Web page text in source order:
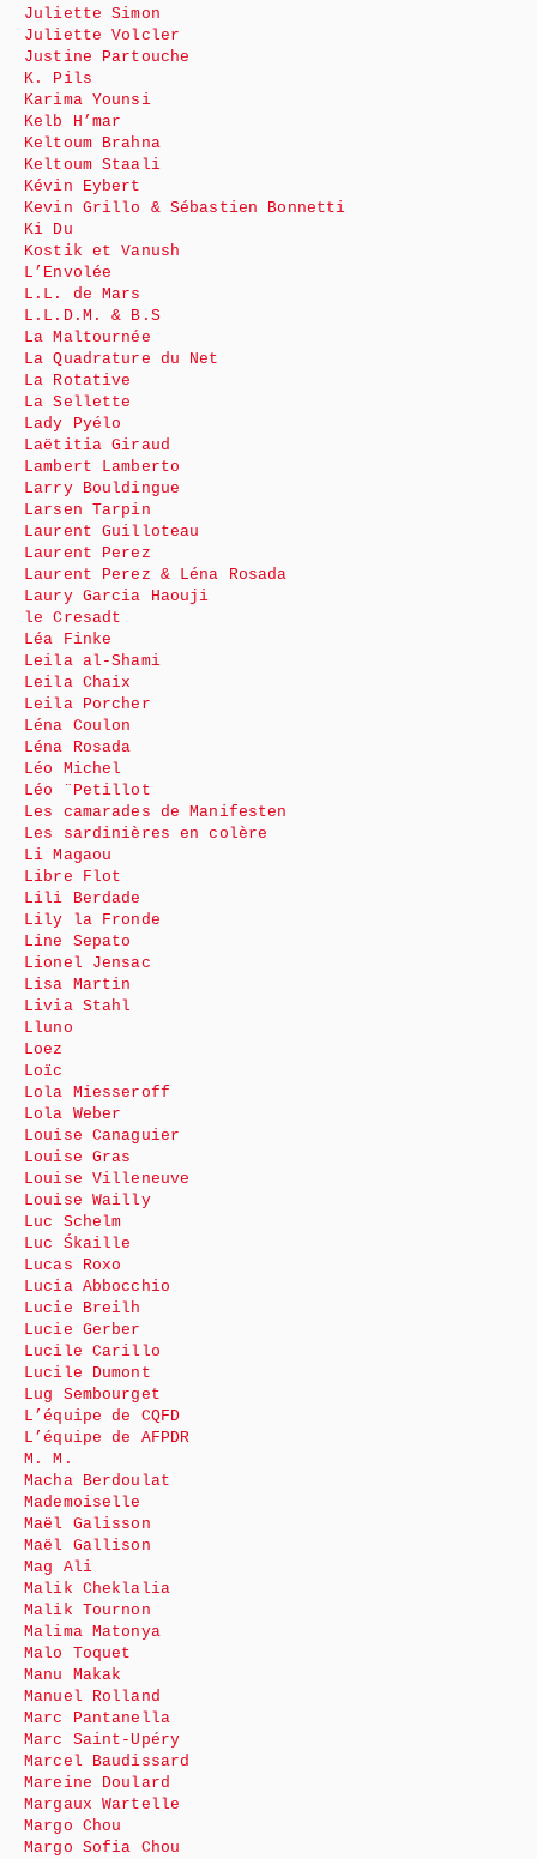
Juliette Simon
Juliette Volcler
Justine Partouche
K. Pils
Karima Younsi
Kelb H’mar
Keltoum Brahna
Keltoum Staali
Kévin Eybert
Kevin Grillo & Sébastien Bonnetti
Ki Du
Kostik et Vanush
L’Envolée
L.L. de Mars
L.L.D.M. & B.S
La Maltournée
La Quadrature du Net
La Rotative
La Sellette
Lady Pyélo
Laëtitia Giraud
Lambert Lamberto
Larry Bouldingue
Larsen Tarpin
Laurent Guilloteau
Laurent Perez
Laurent Perez & Léna Rosada
Laury Garcia Haouji
le Cresadt
Léa Finke
Leila al-Shami
Leila Chaix
Leila Porcher
Léna Coulon
Léna Rosada
Léo Michel
Léo ¨Petillot
Les camarades de Manifesten
Les sardinières en colère
Li Magaou
Libre Flot
Lili Berdade
Lily la Fronde
Line Sepato
Lionel Jensac
Lisa Martin
Livia Stahl
Lluno
Loez
Loïc
Lola Miesseroff
Lola Weber
Louise Canaguier
Louise Gras
Louise Villeneuve
Louise Wailly
Luc Schelm
Luc Śkaille
Lucas Roxo
Lucia Abbocchio
Lucie Breilh
Lucie Gerber
Lucile Carillo
Lucile Dumont
Lug Sembourget
L’équipe de CQFD
L’équipe de AFPDR
M. M.
Macha Berdoulat
Mademoiselle
Maël Galisson
Maël Gallison
Mag Ali
Malik Cheklalia
Malik Tournon
Malima Matonya
Malo Toquet
Manu Makak
Manuel Rolland
Marc Pantanella
Marc Saint-Upéry
Marcel Baudissard
Mareine Doulard
Margaux Wartelle
Margo Chou
Margo Sofia Chou